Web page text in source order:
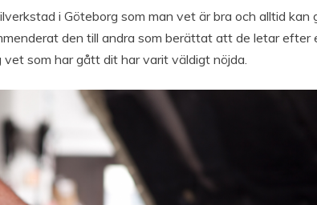
i Göteborg som man vet är bra och alltid kan
den till andra som berättat att de letar efter
som har gått dit har varit väldigt nöjda.